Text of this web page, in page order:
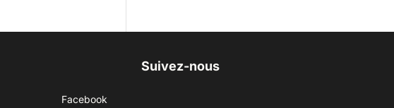
Suivez-nous
Facebook